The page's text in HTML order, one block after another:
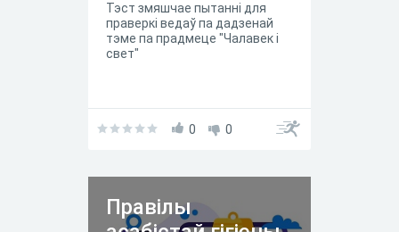
Тэст змяшчае пытанні для
праверкі ведаў па дадзенай
тэме па прадмеце "Чалавек і
свет"
0 0
Правілы